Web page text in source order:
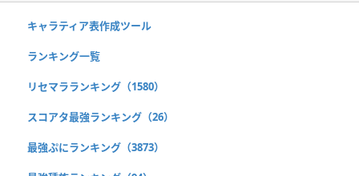
キャラティア表作成ツール
ランキング一覧
リセマラランキング（1580）
スコアタ最強ランキング（26）
最強ぷにランキング（3873）